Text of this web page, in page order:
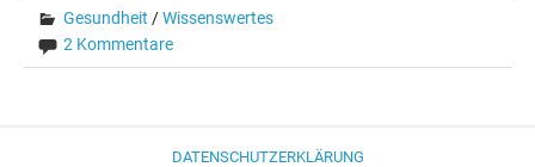
Gesundheit /Wissenswertes
2 Kommentare
DATENSCHUTZERKLÄRUNG